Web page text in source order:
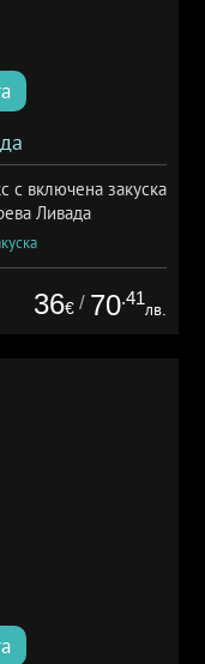
с включена закуска
Ливада
36€ / 70.41
лв.